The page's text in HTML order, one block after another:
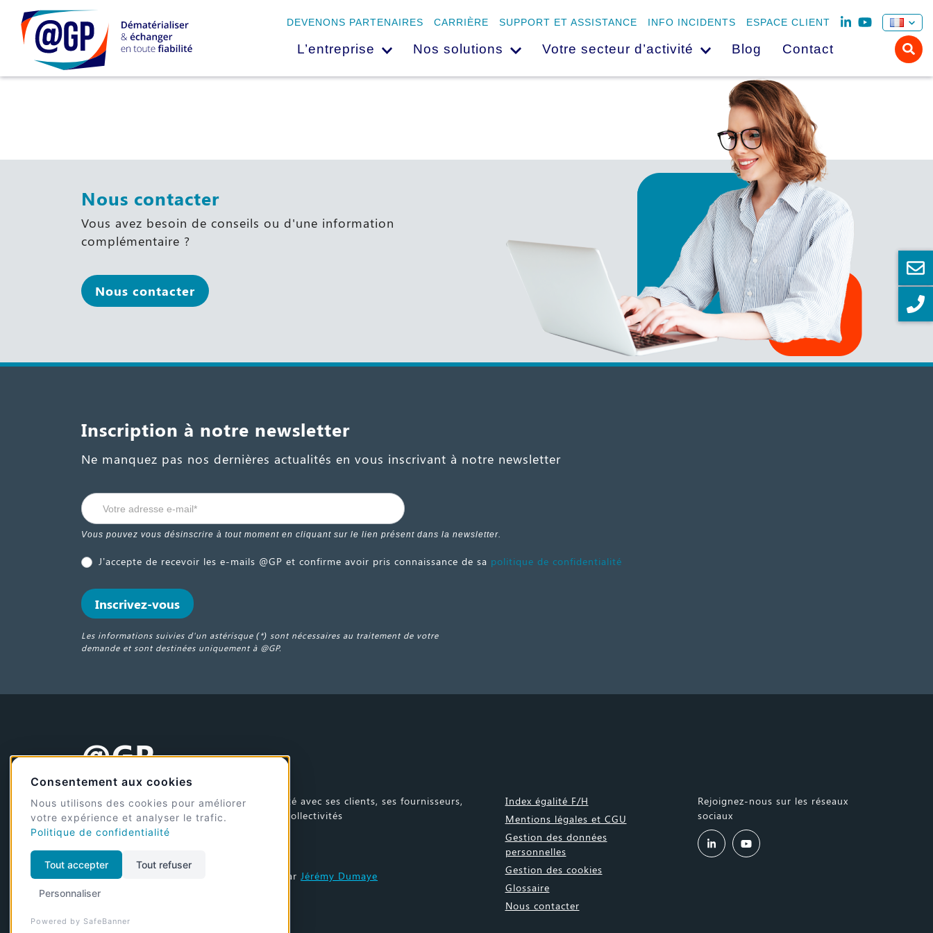
DEVENONS PARTENAIRES CARRIÈRE SUPPORT ET ASSISTANCE INFO INCIDENTS ESPACE CLIENT
L’entreprise Nos solutions Votre secteur d’activité Blog Contact
Nous contacter
Vous avez besoin de conseils ou d'une information
complémentaire ?
Nous contacter
Inscription à notre newsletter
Ne manquez pas nos dernières actualités en vous inscrivant à notre newsletter
Form
newsletter
-
FR
Vous pouvez vous désinscrire à tout moment en cliquant sur le lien présent dans la newsletter.
J’accepte de recevoir les e-mails @GP et confirme avoir pris connaissance de sa politique de confidentialité
Si vous
êtes un
humain,
ne
pas ce
champ.
Inscrivez-vous
Les informations suivies d'un astérisque (*) sont nécessaires au traitement de votre
demande et sont destinées uniquement à @GP.
@GP
Dématérialiser et échanger en toute fiabilité avec ses clients, ses fournisseurs,
ses partenaires commerciaux, l'Etat et les collectivités
© 2026 @GP - Tous droits réservés
Design et développement du site réalisé par Jérémy Dumaye
Index égalité F/H
Mentions légales et CGU
Gestion des données
personnelles
Gestion des cookies
Glossaire
Nous contacter
Rejoignez-nous sur les réseaux
sociaux
Consentement aux cookies
Nous utilisons des cookies pour améliorer
votre expérience et analyser le trafic.
Politique de confidentialité
Tout accepter Tout refuser
Personnaliser
Powered by SafeBanner